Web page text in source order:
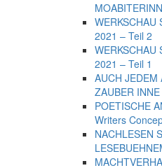
WERKSCHAU
2021 – Teil 2
WERKSCHAU
2021 – Teil 1
AUCH JEDEM
ZAUBER INNE
POETISCHE
Writers
NACHLESEN